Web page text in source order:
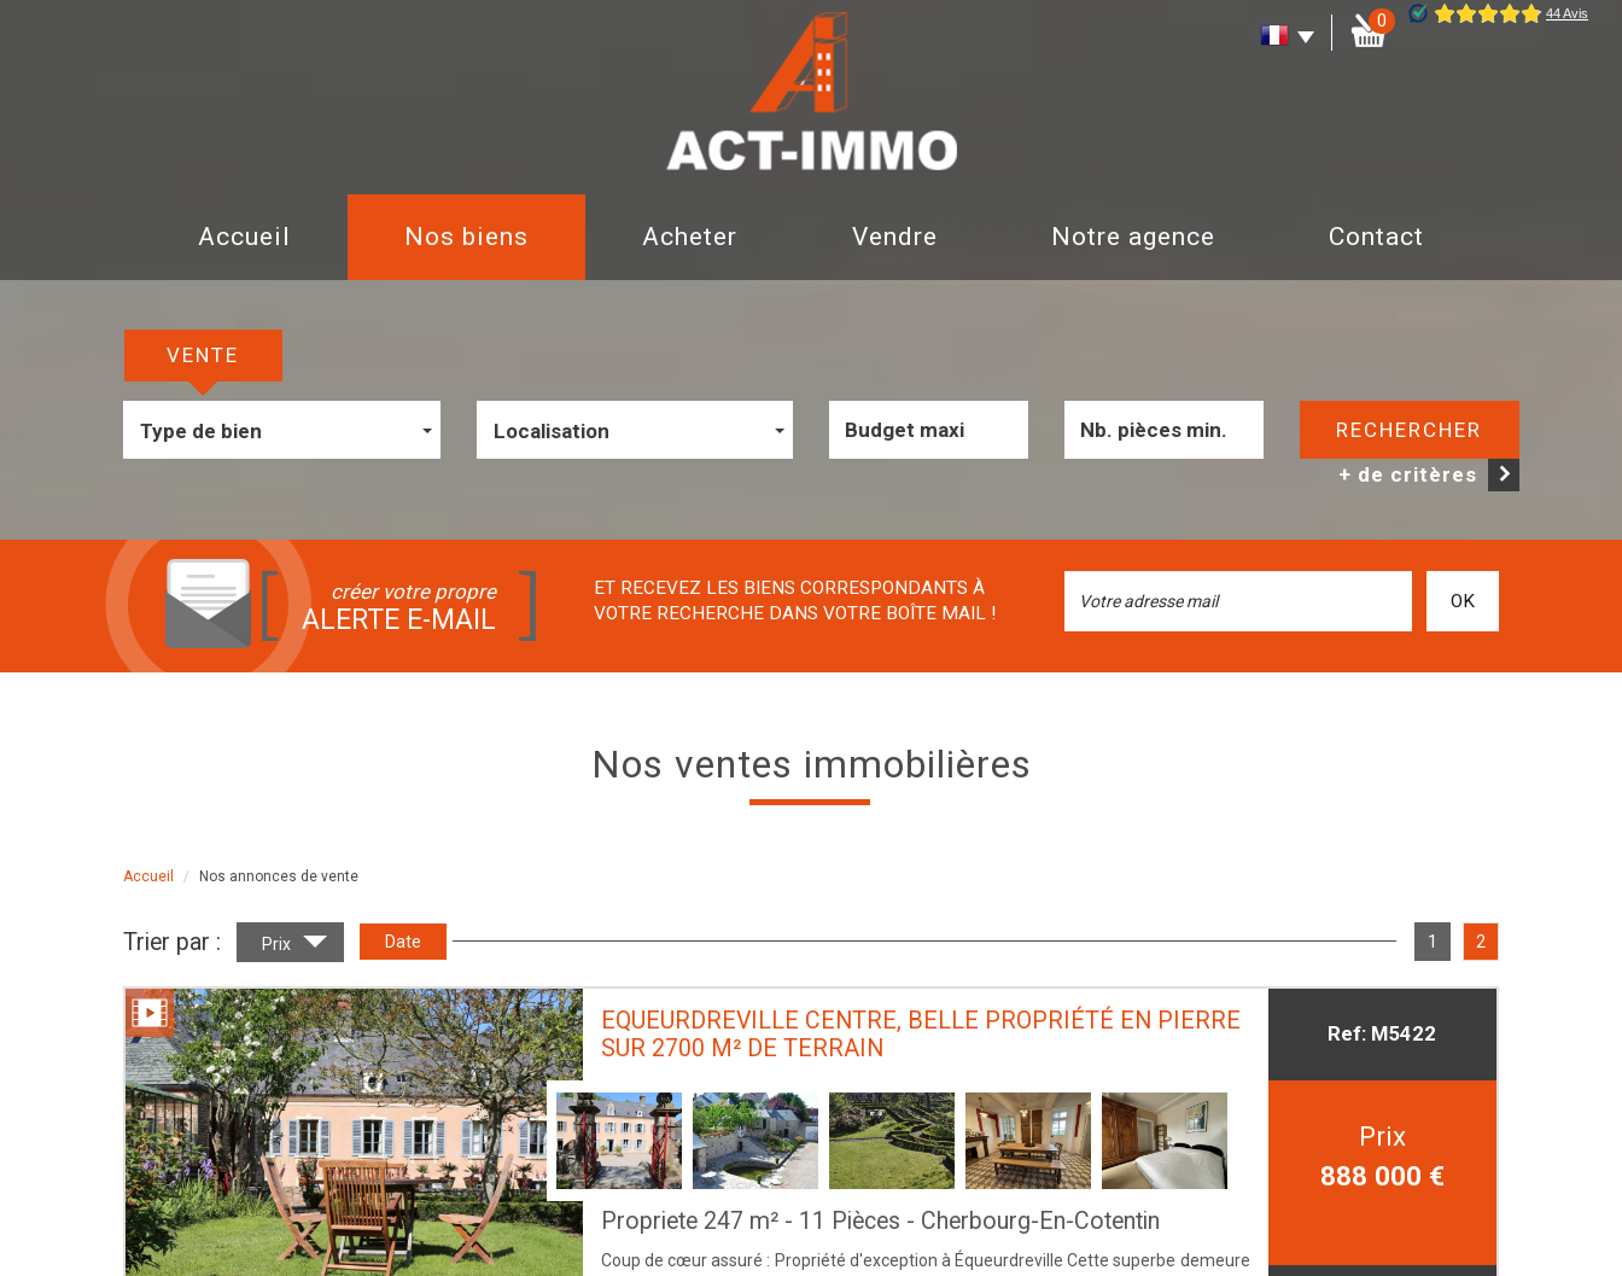
0
Accueil Nos biens Acheter Vendre Notre agence Contact
VENTE
Type de bien Localisation
RECHERCHER
+ de critères
créer votre propre
ALERTE E-MAIL
ET RECEVEZ LES BIENS CORRESPONDANTS À
VOTRE RECHERCHE DANS VOTRE BOÎTE MAIL !
OK
Nos ventes immobilières
Accueil Nos annonces de vente
Trier par : Prix Date 1 2
EQUEURDREVILLE CENTRE, BELLE PROPRIÉTÉ EN PIERRE
SUR 2700 M² DE TERRAIN
Propriete 247 m² - 11 Pièces - Cherbourg-En-Cotentin
Coup de cœur assuré : Propriété d'exception à Équeurdreville Cette superbe demeure
Ref: M5422
Prix
888 000 €